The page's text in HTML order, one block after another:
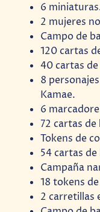
6
2 mujeres
Campo de
120 cartas
40 cartas
8
Kamae.
6
72 cartas
Tokens de
54 cartas
Campaña
18 tokens
2 carretillas